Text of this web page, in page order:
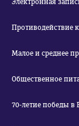
Электронная
Противодействие
Малое и среднее
Общественное
70-летие победы в